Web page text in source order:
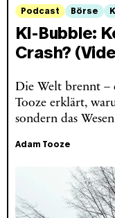
Podcast Börse KI
KI-Bubble:
Crash?
Die Welt brennt –
Tooze erklärt,
sondern das
Adam Tooze